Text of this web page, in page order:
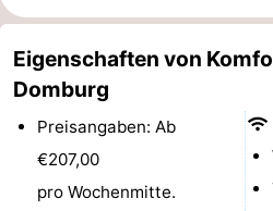
Route
-
Medizin
Eigenschaften von
Domburg
Preisangaben: Ab
€207,00
pro Wochenmitte.